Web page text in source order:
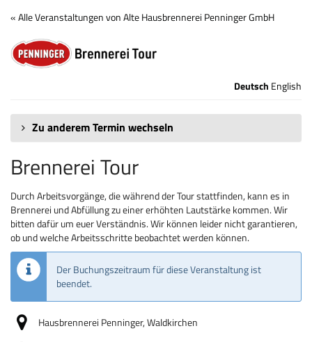
Zum
Haupt-
Inhalt
springen
« Alle Veranstaltungen von Alte Hausbrennerei Penninger GmbH
Brennerei
Tour Deutsch English
Zu anderem Termin wechseln
Brennerei Tour
Durch Arbeitsvorgänge, die während der Tour stattfinden, kann es in
Brennerei und Abfüllung zu einer erhöhten Lautstärke kommen. Wir
bitten dafür um euer Verständnis. Wir können leider nicht garantieren,
ob und welche Arbeitsschritte beobachtet werden können.
Der Buchungszeitraum für diese Veranstaltung ist
beendet.
Hausbrennerei Penninger, Waldkirchen